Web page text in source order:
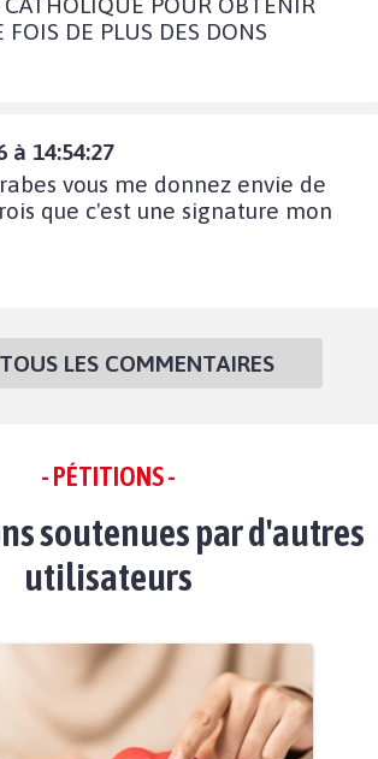
FOIS DE PLUS DES DONS
à 14:54:27
vous me donnez envie de
que c'est une signature mon
LES COMMENTAIRES
- PÉTITIONS -
soutenues par d'autres
utilisateurs